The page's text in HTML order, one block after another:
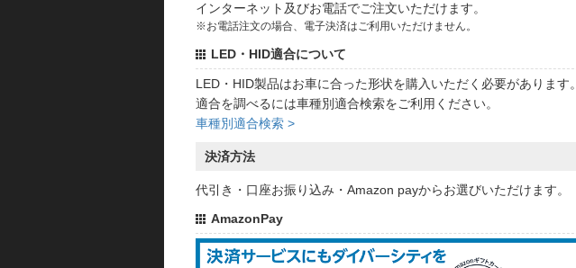
インターネット及びお電話でご注文いただけます。
※お電話注文の場合、電子決済はご利用いただけません。
LED・HID適合について
LED・HID製品はお車に合った形状を購入いただく必要があります。
適合を調べるには車種別適合検索をご利用ください。
車種別適合検索 >
決済方法
代引き・口座お振り込み・Amazon payからお選びいただけます。
AmazonPay